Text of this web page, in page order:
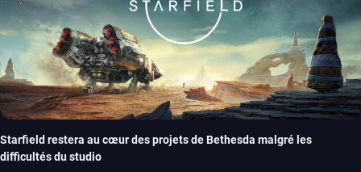
Starfield restera au cœur des projets de Bethesda malgré les
difficultés du studio